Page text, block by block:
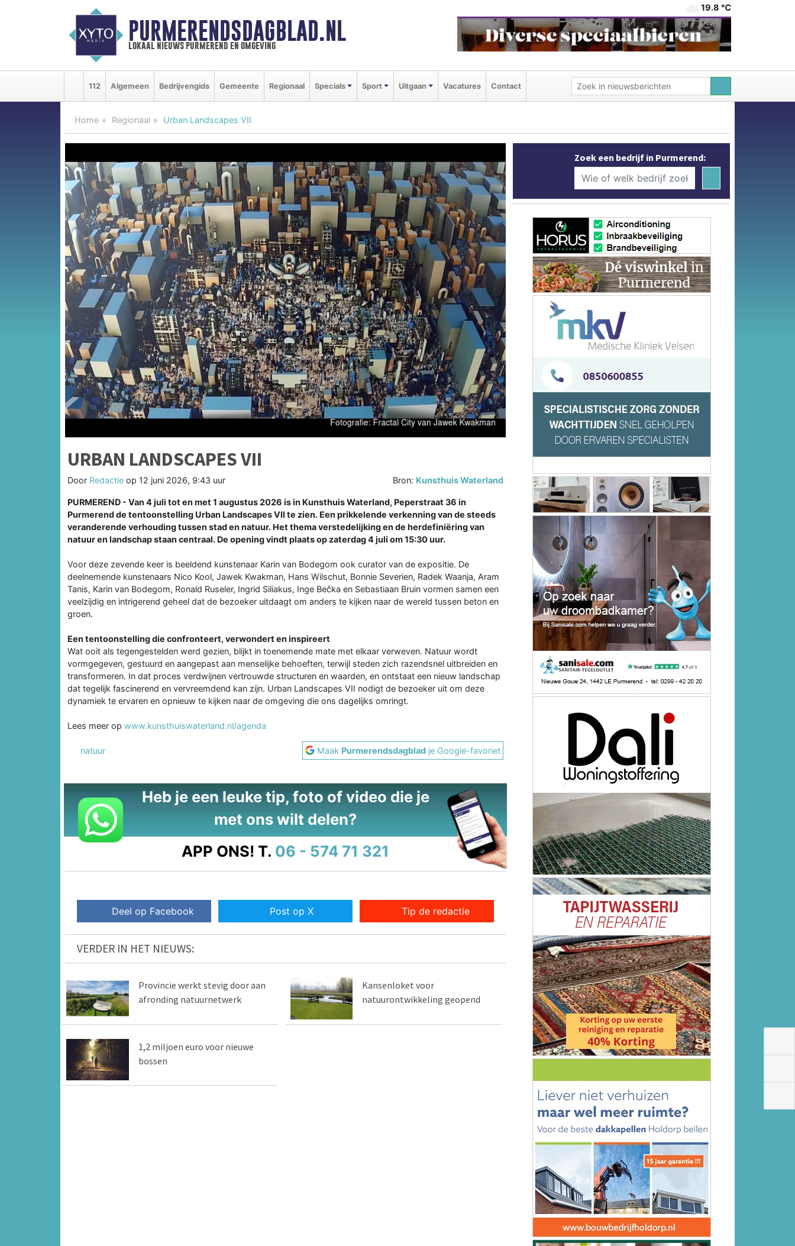
PURMERENDSDAGBLAD.NL
lokaal nieuws purmerend en omgeving
19.8 ℃
112 Algemeen Bedrijvengids Gemeente Regionaal Specials Sport Uitgaan Vacatures Contact
Home Regionaal Urban Landscapes VII
URBAN LANDSCAPES VII
Door Redactie op 12 juni 2026, 9:43 uur Bron: Kunsthuis Waterland
PURMEREND - Van 4 juli tot en met 1 augustus 2026 is in Kunsthuis Waterland, Peperstraat 36 in
Purmerend de tentoonstelling Urban Landscapes VII te zien. Een prikkelende verkenning van de steeds
veranderende verhouding tussen stad en natuur. Het thema verstedelijking en de herdefiniëring van
natuur en landschap staan centraal. De opening vindt plaats op zaterdag 4 juli om 15:30 uur.
Voor deze zevende keer is beeldend kunstenaar Karin van Bodegom ook curator van de expositie. De
deelnemende kunstenaars Nico Kool, Jawek Kwakman, Hans Wilschut, Bonnie Severien, Radek Waanja, Aram
Tanis, Karin van Bodegom, Ronald Ruseler, Ingrid Siliakus, Inge Bečka en Sebastiaan Bruin vormen samen een
veelzijdig en intrigerend geheel dat de bezoeker uitdaagt om anders te kijken naar de wereld tussen beton en
groen.
Een tentoonstelling die confronteert, verwondert en inspireert
Wat ooit als tegengestelden werd gezien, blijkt in toenemende mate met elkaar verweven. Natuur wordt
vormgegeven, gestuurd en aangepast aan menselijke behoeften, terwijl steden zich razendsnel uitbreiden en
transformeren. In dat proces verdwijnen vertrouwde structuren en waarden, en ontstaat een nieuw landschap
dat tegelijk fascinerend en vervreemdend kan zijn. Urban Landscapes VII nodigt de bezoeker uit om deze
dynamiek te ervaren en opnieuw te kijken naar de omgeving die ons dagelijks omringt.
Lees meer op www.kunsthuiswaterland.nl/agenda
natuur Maak Purmerendsdagblad je Google-favoriet
Heb je een leuke tip, foto of video die je
met ons wilt delen?
APP ONS! T. 06 - 574 71 321
Deel op Facebook Post op X Tip de redactie
VERDER IN HET NIEUWS:
Provincie werkt stevig door aan
afronding natuurnetwerk
Kansenloket voor
natuurontwikkeling geopend
1,2 miljoen euro voor nieuwe
bossen
Zoek een bedrijf in Purmerend: